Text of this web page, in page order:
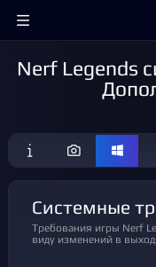
Nerf Legends
Системные
Требования игры Nerf Legends могут отличаться от указанных в
виду изменений в